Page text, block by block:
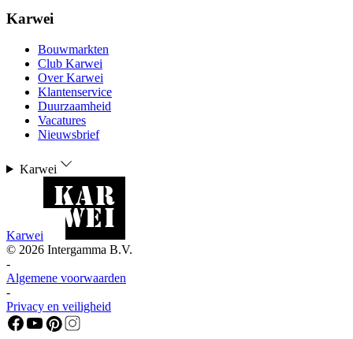
Karwei
Bouwmarkten
Club Karwei
Over Karwei
Klantenservice
Duurzaamheid
Vacatures
Nieuwsbrief
Karwei
Karwei
© 2026 Intergamma B.V.
-
Algemene voorwaarden
-
Privacy en veiligheid